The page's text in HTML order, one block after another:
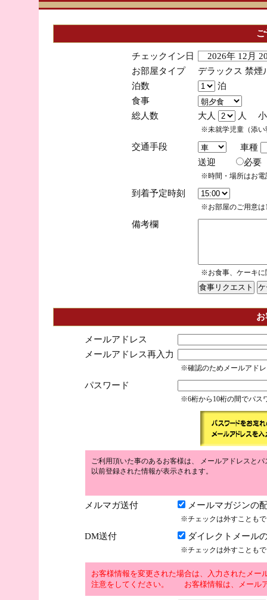
チェックイン日
2026年 12月
お部屋タイプ
デラックス 禁煙
泊数
泊
食事
総人数
大人 人 小
※未就学児童（添い
交通手段
車種
送迎
必
※時間・場所はお電
到着予定時刻
※お部屋のご用意は
備考欄
※お食事、ケーキに
メールアドレス
メールアドレス再入力
※確認のためメールアド
パスワード
※6桁から10桁の間でパス
ご利用頂いた事のあるお客様は、 メールアドレスと
以前登録された情報が表示されます。
メルマガ送付 メールマガジンの
※チェックは外すことも
DM送付 ダイレクトメール
※チェックは外すことも
お客様情報を変更された場合は、入力されたメ
注意をしてください。 お客様情報は、メール